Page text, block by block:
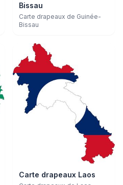
Bissau
Carte drapeaux de Guinée-
Bissau
Carte drapeaux Laos